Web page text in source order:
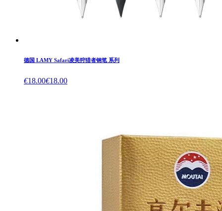
德国 LAMY Safari凌美狩猎者钢笔 系列
€18.00€18.00